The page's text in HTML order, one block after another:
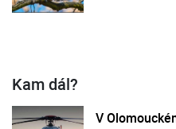
Kam dál?
V